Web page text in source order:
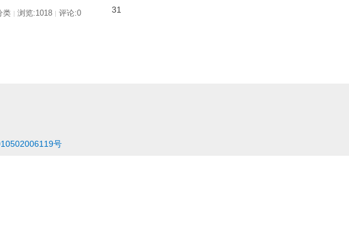
类 | 浏览:1018 | 评论:0
31
号